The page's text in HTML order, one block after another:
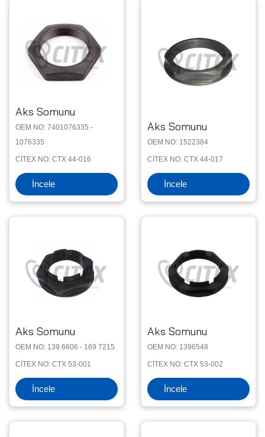
Aks Somunu
OEM NO: 7401076335 -
1076335
CİTEX NO: CTX 44-016
İncele
Aks Somunu
OEM NO: 1522384
CİTEX NO: CTX 44-017
İncele
Aks Somunu
OEM NO: 139 6606 - 169 7215
CİTEX NO: CTX 53-001
İncele
Aks Somunu
OEM NO: 1396548
CİTEX NO: CTX 53-002
İncele